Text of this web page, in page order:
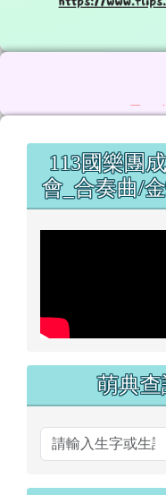
左邊區域
113國樂團
會_合奏曲/
萌典查
頁尾區域